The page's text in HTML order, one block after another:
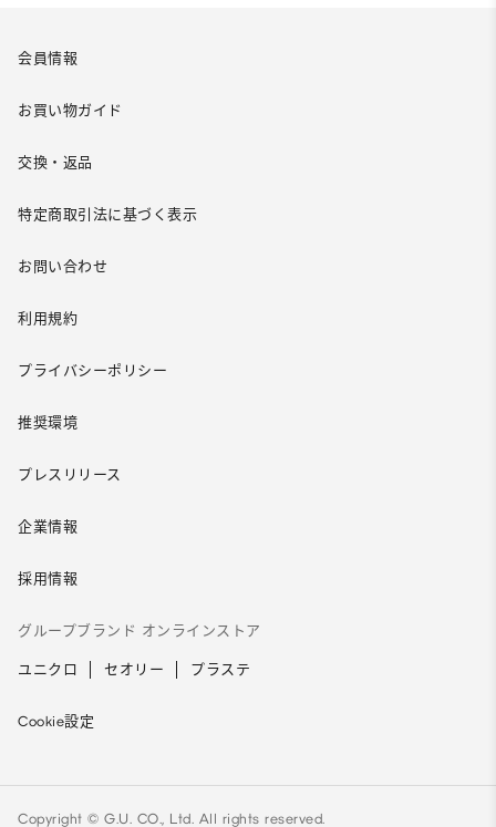
会員情報
お買い物ガイド
交換・返品
特定商取引法に基づく表示
お問い合わせ
利用規約
プライバシーポリシー
推奨環境
プレスリリース
企業情報
採用情報
グループブランド オンラインストア
ユニクロ セオリー プラステ
Cookie設定
Copyright © G.U. CO., Ltd. All rights reserved.